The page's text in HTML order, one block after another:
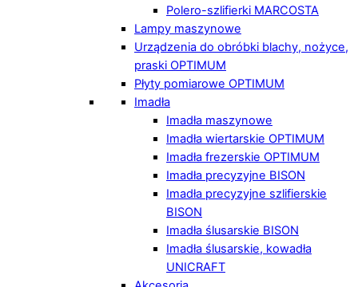
Polero-szlifierki MARCOSTA
Lampy maszynowe
Urządzenia do obróbki blachy, nożyce,
praski OPTIMUM
Płyty pomiarowe OPTIMUM
Imadła
Imadła maszynowe
Imadła wiertarskie OPTIMUM
Imadła frezerskie OPTIMUM
Imadła precyzyjne BISON
Imadła precyzyjne szlifierskie
BISON
Imadła ślusarskie BISON
Imadła ślusarskie, kowadła
UNICRAFT